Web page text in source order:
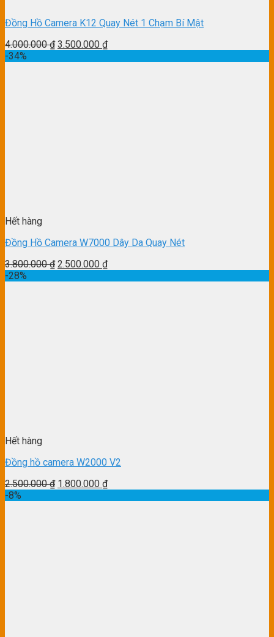
Đồng Hồ Camera K12 Quay Nét 1 Chạm Bí Mật
4.000.000₫ 3.500.000 ₫
-34%
Hết hàng
Đồng Hồ Camera W7000 Dây Da Quay Nét
3.800.000₫ 2.500.000 ₫
-28%
Hết hàng
Đồng hồ camera W2000 V2
2.500.000₫ 1.800.000 ₫
-8%